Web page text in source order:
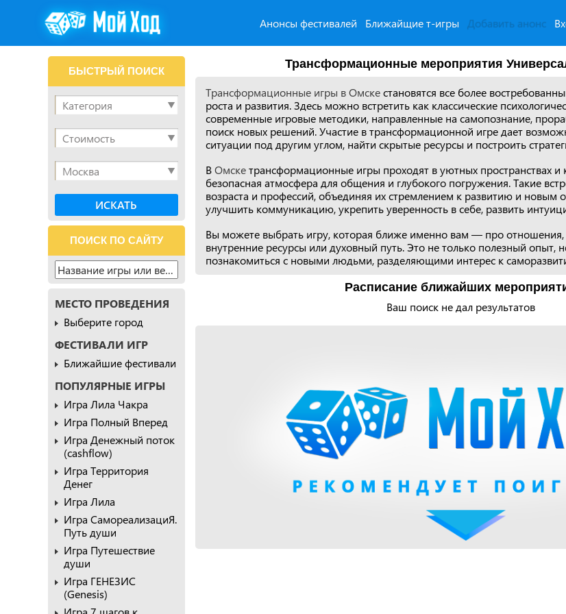
Анонсы фестивалей Ближайщие т-игры Добавить анонс
Трансформационные мероприятия
Трансформационные игры в Омскестановятся все более
роста и развития. Здесь можно встретить как классические
современные игровые методики, направленные на самопознание,
поиск новых решений. Участие в трансформационной игре дает
ситуации под другим углом, найти скрытые ресурсы и построить
ВОмскетрансформационные игры проходят в уютных пространствах и
безопасная атмосфера для общения и глубокого погружения. Такие
возраста и профессий, объединяя их стремлением к развитию и
улучшить коммуникацию, укрепить уверенность в себе, развить
Вы можете выбрать игру, которая ближе именно вам — про отношения,
внутренние ресурсы или духовный путь. Это не только полезный опыт,
познакомиться с новыми людьми, разделяющими интерес к
Расписание ближайших
Ваш поиск не дал результатов
БЫСТРЫЙ ПОИСК
ПОИСК ПО САЙТУ
МЕСТО ПРОВЕДЕНИЯ
Выберите город
ФЕСТИВАЛИ ИГР
Ближайшие фестивали
ПОПУЛЯРНЫЕ ИГРЫ
Игра Лила Чакра
Игра Полный Вперед
Игра Денежный поток
(cashflow)
Игра Территория
Денег
Игра Лила
Игра СамореализациЯ.
Путь души
Игра Путешествие
души
Игра ГЕНЕЗИС
(Genesis)